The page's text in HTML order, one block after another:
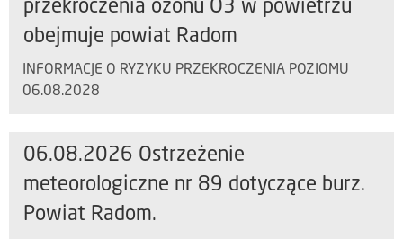
przekroczenia ozonu O3 w powietrzu
obejmuje powiat Radom
INFORMACJE O RYZYKU PRZEKROCZENIA POZIOMU
06.08.2028
06.08.2026 Ostrzeżenie
meteorologiczne nr 89 dotyczące burz.
Powiat Radom.